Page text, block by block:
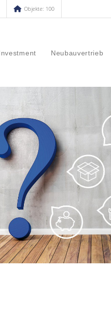
Objekte: 100
Investment Neubauvertrieb